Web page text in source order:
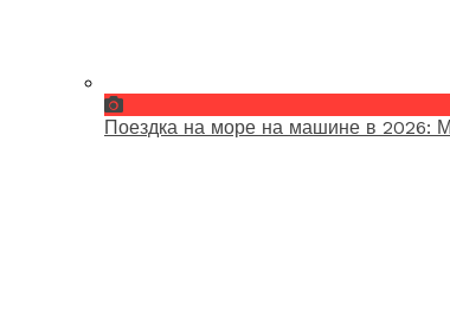
Поездка на море на машине в 2026: